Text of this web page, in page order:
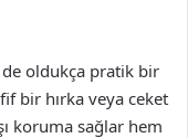
oldukça pratik bir
bir hırka veya ceket
koruma sağlar hem